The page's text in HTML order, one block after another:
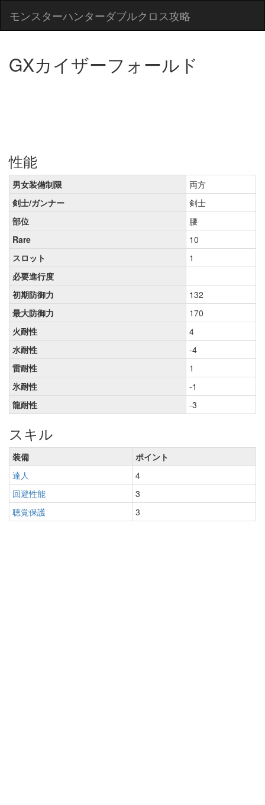
モンスターハンターダブルクロス攻略
GXカイザーフォールド
性能
男女装備制限
両方
剣士/ガンナー
剣士
部位
腰
Rare
10
スロット
1
必要進行度
初期防御力
132
最大防御力
170
火耐性
4
水耐性
-4
雷耐性
1
氷耐性
-1
龍耐性
-3
スキル
装備
ポイント
達人
4
回避性能
3
聴覚保護
3